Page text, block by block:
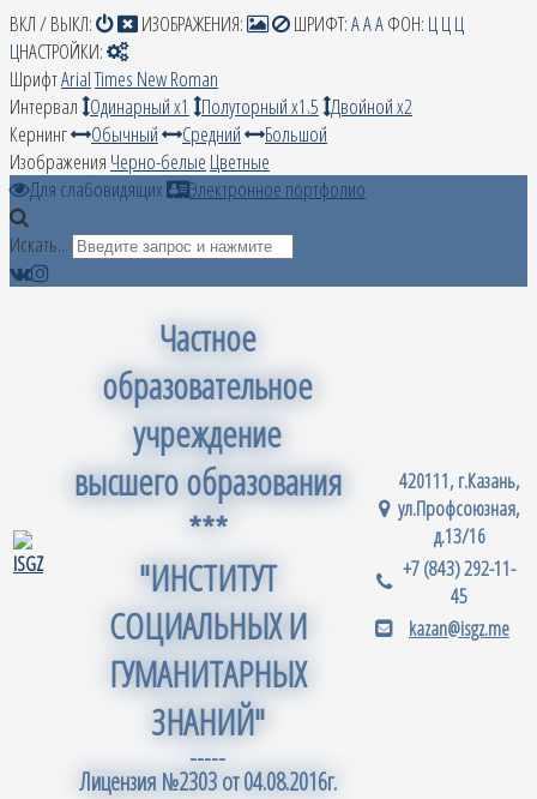
ВКЛ / ВЫКЛ: ИЗОБРАЖЕНИЯ: ШРИФТ:AAAФОН: ЦЦЦ
ЦНАСТРОЙКИ:
ШрифтArialTimes New Roman
Интервал Одинарный х1 Полуторный х1.5 Двойной х2
Кернинг
Обычный Средний
Большой
Изображения Черно-белые Цветные
Для слабовидящих
Электронное портфолио
Искать...
Частное
образовательное
учреждение
высшего образования
***
"ИНСТИТУТ
СОЦИАЛЬНЫХ И
ГУМАНИТАРНЫХ
ЗНАНИЙ"
-----
Лицензия №2303 от 04.08.2016г.
420111, г.Казань,
ул.Профсоюзная,
д.13/16
+7 (843) 292-11-
45
kazan@isgz.me